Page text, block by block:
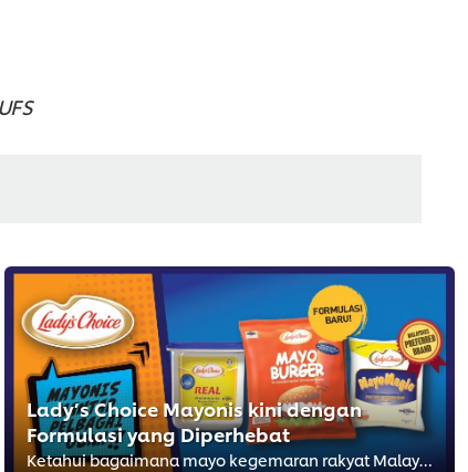
Lady’s Choice Mayonis kini dengan
Formulasi yang Diperhebat
Ketahui bagaimana mayo kegemaran rakyat Malaysia boleh mempertingkatkan makanan bisnes anda